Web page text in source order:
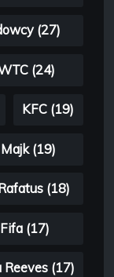
(27)
(24)
KFC (19)
(19)
Rafatus (18)
Fifa (17)
Reeves (17)